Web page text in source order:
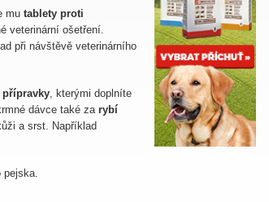
mutablety proti
veterinární ošetření.
při návštěvě veterinárního
, kterými doplníte
dávce také zarybí
a srst. Například
pejska.